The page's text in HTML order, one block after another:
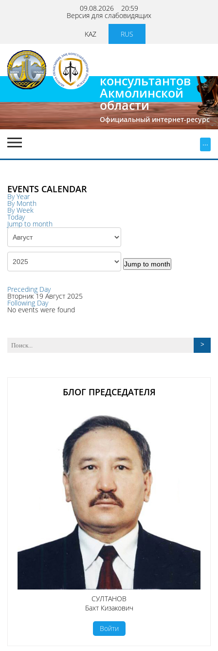
09.08.2026 20:59
Версия для слабовидящих
KAZ
RUS
консультантов
Акмолинской
области
Официальный интернет-ресурс
...
EVENTS CALENDAR
By Year
By Month
By Week
Today
Jump to month
Jump to month
Preceding Day
Вторник 19 Август 2025
Following Day
No events were found
БЛОГ ПРЕДСЕДАТЕЛЯ
СУЛТАНОВ
Бахт Кизакович
Войти